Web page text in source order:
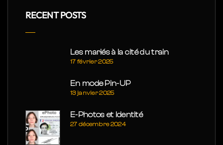
RECENT POSTS
Les mariés à la cité du train
17 février 2025
En mode Pin-UP
13 janvier 2025
E-Photos et Identité
27 décembre 2024